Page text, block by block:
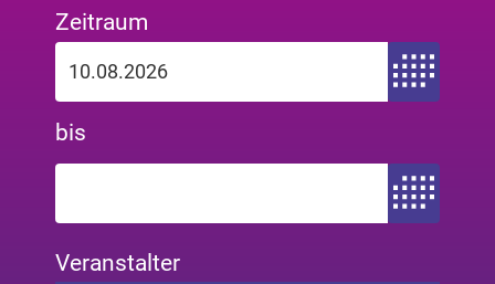
Zeitraum
Zeitraum von
bis
Zeitraum bis
Veranstalter